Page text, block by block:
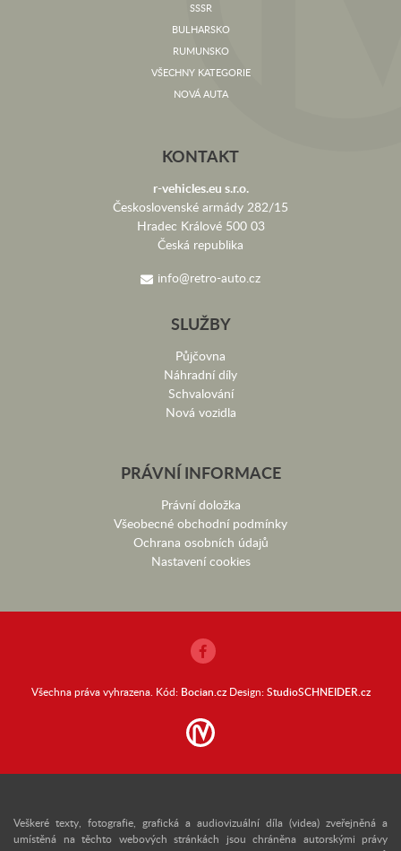
SSSR
BULHARSKO
RUMUNSKO
VŠECHNY KATEGORIE
NOVÁ AUTA
KONTAKT
r-vehicles.eu s.r.o.
Československé armády 282/15
Hradec Králové 500 03
Česká republika
info@retro-auto.cz
SLUŽBY
Půjčovna
Náhradní díly
Schvalování
Nová vozidla
PRÁVNÍ INFORMACE
Právní doložka
Všeobecné obchodní podmínky
Ochrana osobních údajů
Nastavení cookies
Všechna práva vyhrazena. Kód: Bocian.czDesign:StudioSCHNEIDER.cz
Veškeré texty, fotografie, grafická a audiovizuální díla (videa) zveřejněná a
umístěná na těchto webových stránkách jsou chráněna autorskými právy